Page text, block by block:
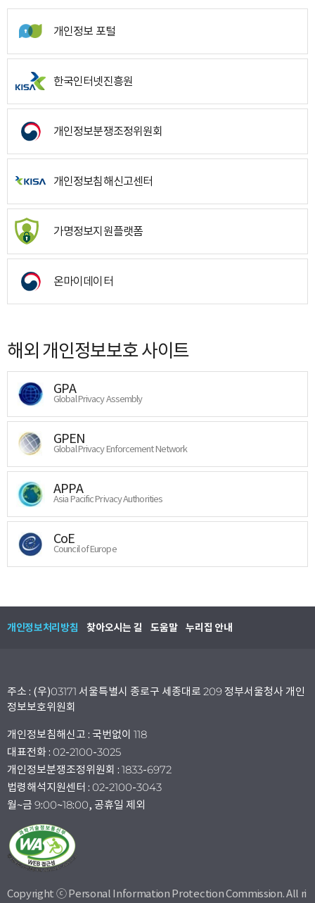
개인정보 포털
한국인터넷진흥원
개인정보분쟁조정위원회
개인정보침해신고센터
가명정보지원플랫폼
온마이데이터
해외 개인정보보호 사이트
GPA
Global Privacy Assembly
GPEN
Global Privacy Enforcement Network
APPA
Asia Pacific Privacy Authorities
CoE
Council of Europe
개인정보처리방침 찾아오시는 길 도움말 누리집 안내
주소 : (우)03171 서울특별시 종로구 세종대로 209 정부서울청사 개인
정보보호위원회
개인정보침해신고 : 국번없이 118
대표전화 : 02-2100-3025
개인정보분쟁조정위원회 : 1833-6972
법령해석지원센터 : 02-2100-3043
월~금 9:00~18:00, 공휴일 제외
Copyright ⓒ Personal Information Protection Commission. All ri